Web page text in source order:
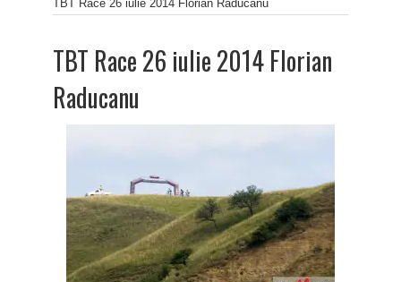
TBT Race 26 iulie 2014 Florian Raducanu
TBT Race 26 iulie 2014 Florian
Raducanu